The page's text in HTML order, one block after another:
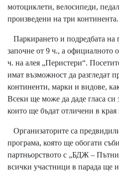
мотоциклети, велосипеди,
произведени на три континента.
Паркирането и подредбата на
започне от 9 ч., а официалното
ч. на алея „Перистери“.
имат възможност да разгледат
континенти, марки и видове,
Всеки ще може да даде гласа си
които ще бъдат отличени в края
Организаторите са
програма, която ще обогати
партньорството с „БДЖ –
всички участници в парада ще